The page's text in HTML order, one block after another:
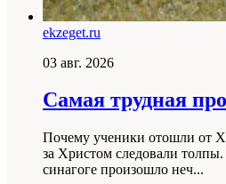
ekzeget.ru
03 авг. 2026
Самая трудная
Почему ученики отошли от
за Христом следовали
синагоге произошло неч...